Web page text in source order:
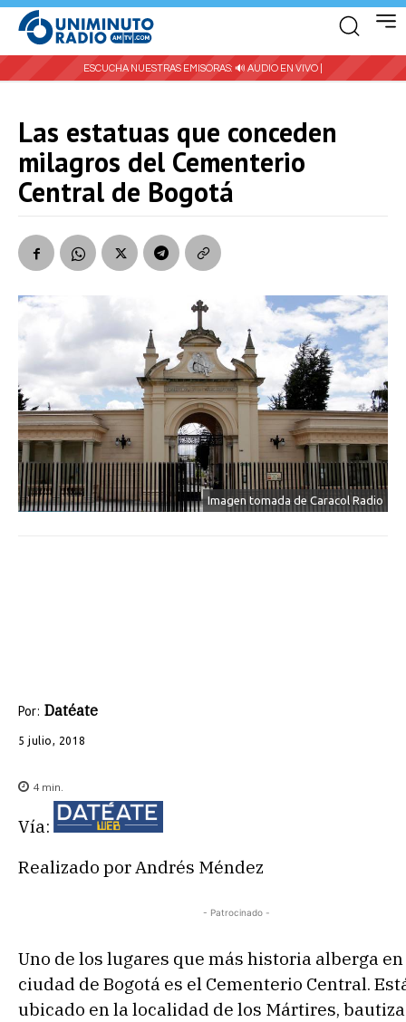
ESCUCHA NUESTRAS EMISORAS: 🔊 AUDIO EN VIVO |
Las estatuas que conceden
milagros del Cementerio
Central de Bogotá
Imagen tomada de Caracol Radio
Por: Datéate
5 julio, 2018
4 min.
Vía:
Realizado por Andrés Méndez
- Patrocinado -
Uno de los lugares que más historia alberga
ciudad de Bogotá es el Cementerio Central.
ubicado en la localidad de los Mártires,